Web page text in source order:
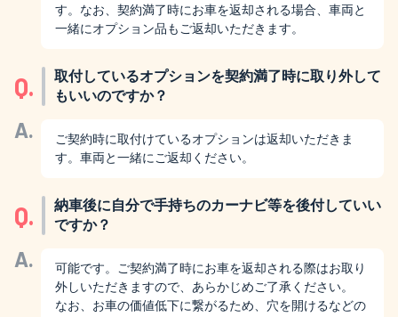
す。なお、契約満了時にお車を返却される場合、車両と
一緒にオプション品もご返却いただきます。
Q.
取付しているオプションを契約満了時に取り外して
もいいのですか？
A.
ご契約時に取付けているオプションは返却いただきま
す。車両と一緒にご返却ください。
Q.
納車後に自分で手持ちのカーナビ等を後付していい
ですか？
A.
可能です。ご契約満了時にお車を返却される際はお取り
外しいただきますので、あらかじめご了承ください。
なお、お車の価値低下に繋がるため、穴を開けるなどの